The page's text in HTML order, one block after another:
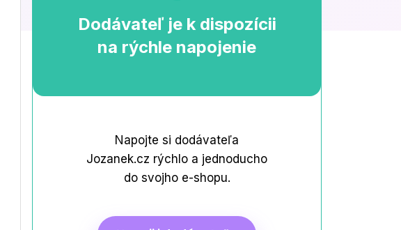
Radi vám so
bonusovým kreditem navíc.
Dodávateľ je k dispozícii
na rýchle napojenie
Napojte si dodávateľa
Jozanek.cz rýchlo a jednoducho
do svojho e-shopu.